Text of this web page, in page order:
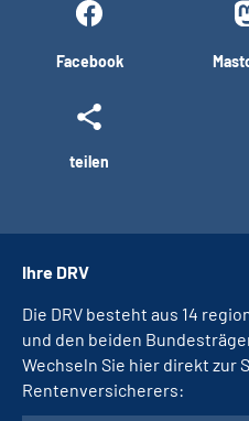
Facebook
teilen
Ihre DRV
Die DRV besteht aus 14
und den beiden
Wechseln Sie hier direkt zur
Rentenversicherers: